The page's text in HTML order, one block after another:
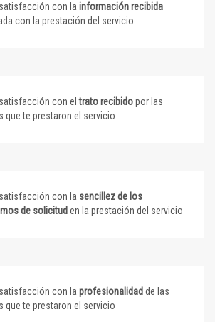
con la información recibida
con la prestación del servicio
satisfacción con eltrato recibidopor las
que te prestaron el servicio
con la sencillez de los
de solicitud en la prestación del servicio
con la profesionalidad de las
que te prestaron el servicio